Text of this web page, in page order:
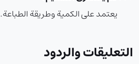
يعتمد على الكمية وطريقة الطباعة.
التعليقات والردود